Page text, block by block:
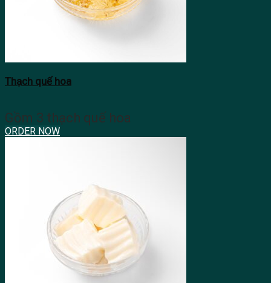
Thạch quế hoa
Gồm 3 thạch quế hoa
ORDER NOW